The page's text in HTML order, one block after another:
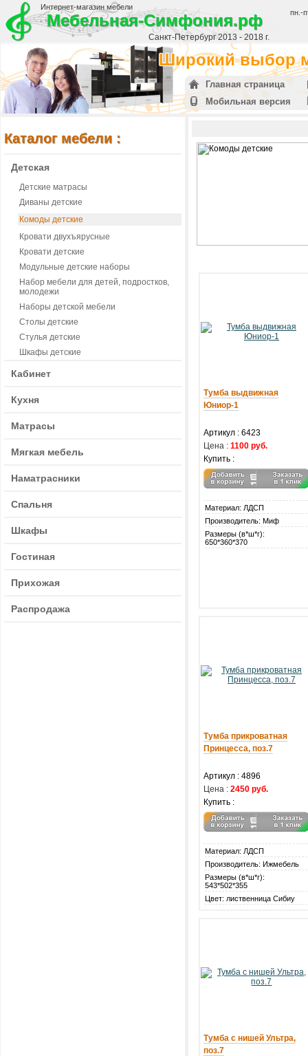
Интернет-магазин мебели
Мебельная-Симфония.рф
Санкт-Петербург 2013 - 2018 г.
пн.-
Широкий выбор
Главная страница
Мобильная версия
Каталог мебели :
Детская
Детские матрасы
Диваны детские
Комоды детские
Кровати двухъярусные
Кровати детские
Модульные детские наборы
Набор мебели для детей, подростков,
молодежи
Наборы детской мебели
Столы детские
Стулья детские
Шкафы детские
Кабинет
Кухня
Матрасы
Мягкая мебель
Наматрасники
Спальня
Шкафы
Гостиная
Прихожая
Распродажа
Тумба выдвижная
Юниор-1
Артикул : 6423
Цена : 1100 руб.
Купить :
Материал: ЛДСП
Производитель: Миф
Размеры (в*ш*г):
650*360*370
Тумба прикроватная
Принцесса, поз.7
Артикул : 4896
Цена : 2450 руб.
Купить :
Материал: ЛДСП
Производитель: Ижмебель
Размеры (в*ш*г):
543*502*355
Цвет: лиственница Сибиу
Тумба с нишей Ультра,
поз.7